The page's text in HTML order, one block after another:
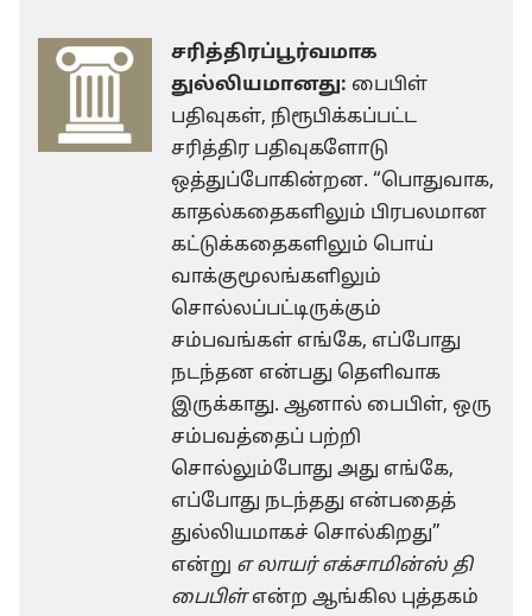
சரித்திரப்பூர்வமாக
துல்லியமானது: பைபிள்
பதிவுகள், நிரூபிக்கப்பட்ட
சரித்திர பதிவுகளோடு
ஒத்துப்போகின்றன. “பொதுவாக,
காதல்கதைகளிலும் பிரபலமான
கட்டுக்கதைகளிலும் பொய்
வாக்குமூலங்களிலும்
சொல்லப்பட்டிருக்கும்
சம்பவங்கள் எங்கே, எப்போது
நடந்தன என்பது தெளிவாக
இருக்காது. ஆனால் பைபிள், ஒரு
சம்பவத்தைப் பற்றி
சொல்லும்போது அது எங்கே,
எப்போது நடந்தது என்பதைத்
துல்லியமாகச் சொல்கிறது”
என்று எ லாயர் எக்சாமின்ஸ் தி
பைபிள்என்ற ஆங்கில புத்தகம்